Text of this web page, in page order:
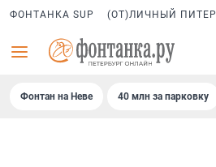
ФОНТАНКА SUP (ОТ)ЛИЧНЫЙ ПИТЕР
Фонтан на Неве 40 млн за парковку